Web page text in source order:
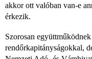
akkor ott valóban van-e
érkezik.
Szorosan
rendőrkapitányságokkal,